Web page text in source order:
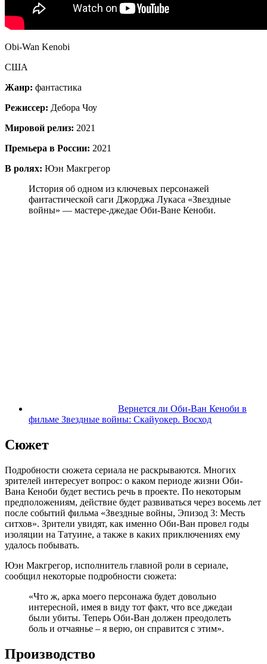
Obi-Wan Kenobi
США
Жанр: фантастика
Режиссер: Дебора Чоу
Мировой релиз: 2021
Премьера в России: 2021
В ролях: Юэн Макгрегор
История об одном из ключевых персонажей
фантастической саги Джорджа Лукаса «Звездные
войны» — мастере-джедае Оби-Ване Кеноби.
Вернется ли Оби-Ван Кеноби в
фильме Звездные войны: Скайуокер. Восход
Сюжет
Подробности сюжета сериала не раскрываются. Многих
зрителей интересует вопрос: о каком периоде жизни Оби-
Вана Кеноби будет вестись речь в проекте. По некоторым
предположениям, действие будет развиваться через восемь лет
после событий фильма «Звездные войны, Эпизод 3: Месть
ситхов». Зрители увидят, как именно Оби-Ван провел годы
изоляции на Татуине, а также в каких приключениях ему
удалось побывать.
Юэн Макгрегор, исполнитель главной роли в сериале,
сообщил некоторые подробности сюжета:
«Что ж, арка моего персонажа будет довольно
интересной, имея в виду тот факт, что все джедаи
были убиты. Теперь Оби-Ван должен преодолеть
боль и отчаянье – я верю, он справится с этим».
Производство